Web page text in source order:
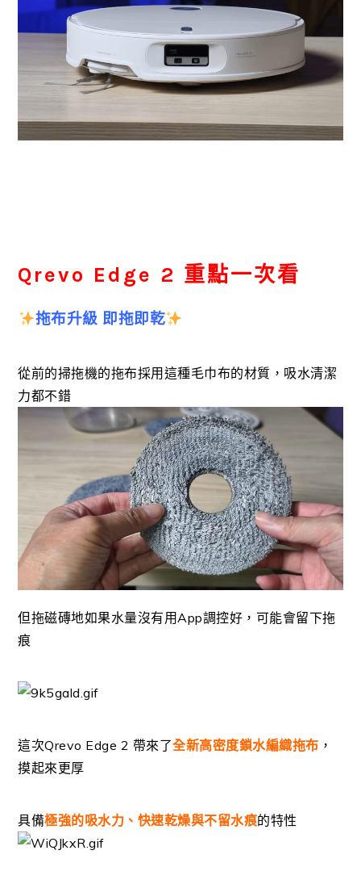
Qrevo Edge 2 重點一次看
拖布升級 即拖即乾
從前的掃拖機的拖布採用這種毛巾布的材質，吸水清潔
力都不錯
但拖磁磚地如果水量沒有用App調控好，可能會留下拖
痕
這次Qrevo Edge 2 帶來了全新高密度鎖水編織拖布 ，
摸起來更厚
具備極強的吸水力、快速乾燥與不留水痕的特性